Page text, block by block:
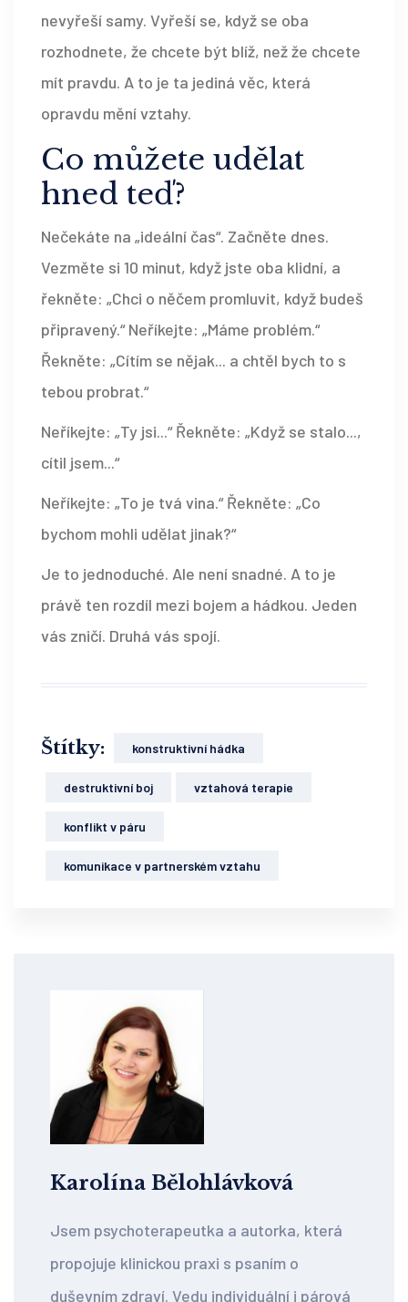
nevyřeší samy. Vyřeší se, když se oba
rozhodnete, že chcete být blíž, než že chcete
mít pravdu. A to je ta jediná věc, která
opravdu mění vztahy.
Co můžete udělat
hned teď?
Nečekáte na „ideální čas“. Začněte dnes.
Vezměte si 10 minut, když jste oba klidní, a
řekněte: „Chci o něčem promluvit, když budeš
připravený.“ Neříkejte: „Máme problém.“
Řekněte: „Cítím se nějak... a chtěl bych to s
tebou probrat.“
Neříkejte: „Ty jsi...“ Řekněte: „Když se stalo...,
cítil jsem...“
Neříkejte: „To je tvá vina.“ Řekněte: „Co
bychom mohli udělat jinak?“
Je to jednoduché. Ale není snadné. A to je
právě ten rozdíl mezi bojem a hádkou. Jeden
vás zničí. Druhá vás spojí.
Štítky: konstruktivní hádka
destruktivní boj vztahová terapie
konflikt v páru
komunikace v partnerském vztahu
Karolína Bělohlávková
Jsem psychoterapeutka a autorka, která
propojuje klinickou praxi s psaním o
duševním zdraví. Vedu individuální i párová